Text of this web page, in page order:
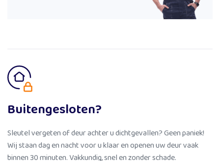
Buitengesloten?
Sleutel vergeten of deur achter u dichtgevallen? Geen paniek!
Wij staan dag en nacht voor u klaar en openen uw deur vaak
binnen 30 minuten. Vakkundig, snel en zonder schade.